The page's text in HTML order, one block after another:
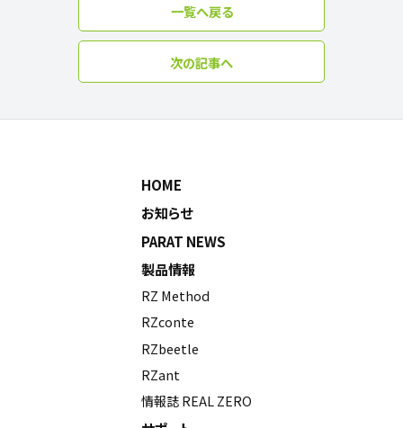
一覧へ戻る
次の記事へ
HOME
お知らせ
PARAT NEWS
製品情報
RZ Method
RZconte
RZbeetle
RZant
情報誌 REAL ZERO